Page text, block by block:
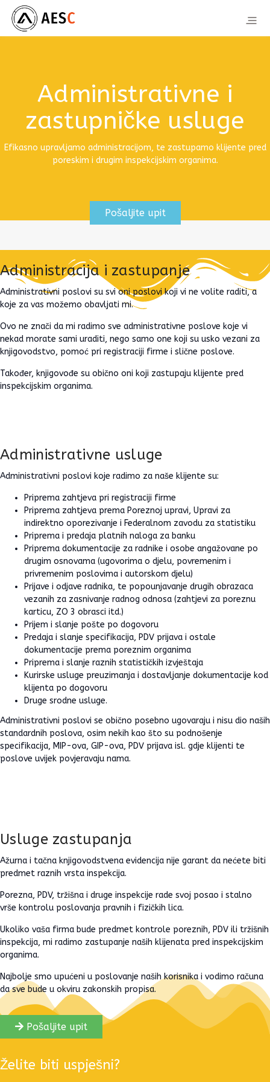
Administrativne i
zastupničke usluge
Efikasno upravljamo administracijom, te zastupamo klijente pred
poreskim i drugim inspekcijskim organima.
Pošaljite upit
Administracija i zastupanje
Administrativni poslovi su svi oni poslovi koji vi ne volite raditi, a
koje za vas možemo obavljati mi.
Ovo ne znači da mi radimo sve administrativne poslove koje vi
nekad morate sami uraditi, nego samo one koji su usko vezani za
knjigovodstvo, pomoć pri registraciji firme i slične poslove.
Također, knjigovođe su obično oni koji zastupaju klijente pred
inspekcijskim organima.
Administrativne usluge
Administrativni poslovi koje radimo za naše klijente su:
Priprema zahtjeva pri registraciji firme
Priprema zahtjeva prema Poreznoj upravi, Upravi za
indirektno oporezivanje i Federalnom zavodu za statistiku
Priprema i predaja platnih naloga za banku
Priprema dokumentacije za radnike i osobe angažovane po
drugim osnovama (ugovorima o djelu, povremenim i
privremenim poslovima i autorskom djelu)
Prijave i odjave radnika, te popounjavanje drugih obrazaca
vezanih za zasnivanje radnog odnosa (zahtjevi za poreznu
karticu, ZO 3 obrasci itd.)
Prijem i slanje pošte po dogovoru
Predaja i slanje specifikacija, PDV prijava i ostale
dokumentacije prema poreznim organima
Priprema i slanje raznih statističkih izvještaja
Kurirske usluge preuzimanja i dostavljanje dokumentacije kod
klijenta po dogovoru
Druge srodne usluge.
Administrativni poslovi se obično posebno ugovaraju i nisu dio naših
standardnih poslova, osim nekih kao što su podnošenje
specifikacija, MIP-ova, GIP-ova, PDV prijava isl. gdje klijenti te
poslove uvijek povjeravaju nama.
Usluge zastupanja
Ažurna i tačna knjigovodstvena evidencija nije garant da nećete biti
predmet raznih vrsta inspekcija.
Porezna, PDV, tržišna i druge inspekcije rade svoj posao i stalno
vrše kontrolu poslovanja pravnih i fizičkih lica.
Ukoliko vaša firma bude predmet kontrole poreznih, PDV ili tržišnih
inspekcija, mi radimo zastupanje naših klijenata pred inspekcijskim
organima.
Najbolje smo upućeni u poslovanje naših korisnika i vodimo računa
da sve bude u okviru zakonskih propisa.
Pošaljite upit
Želite biti uspješni?